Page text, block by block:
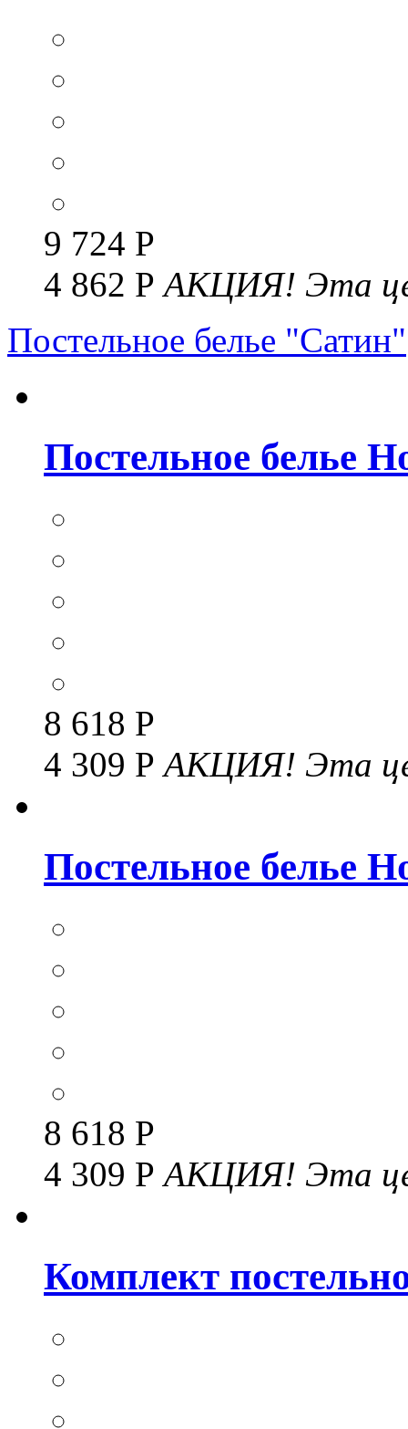
9 724 Р
4 862 РАКЦИЯ! Эта
Постельное белье "Сатин"
Постельное белье
8 618 Р
4 309 РАКЦИЯ! Эта
Постельное белье
8 618 Р
4 309 РАКЦИЯ! Эта
Комплект